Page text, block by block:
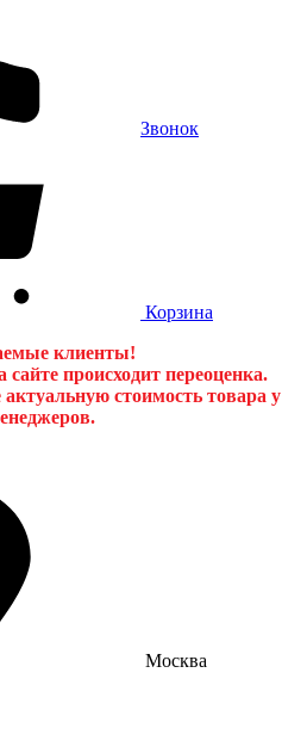
Звонок
Корзина
клиенты!
происходит переоценка.
стоимость товара у
Москва